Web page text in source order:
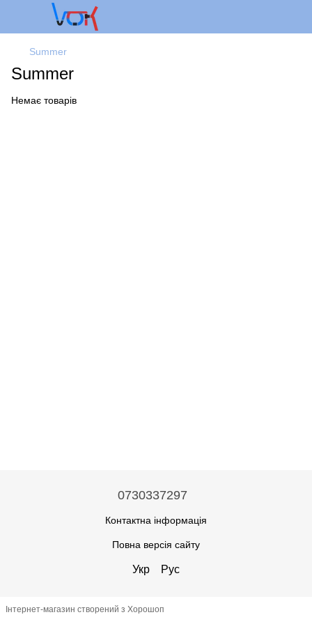
Summer
Summer
Немає товарів
0730337297
Контактна інформація
Повна версія сайту
Укр Рус
Інтернет-магазин створений з Хорошоп